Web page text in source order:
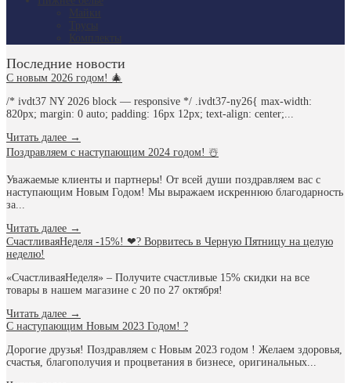
Майки
Трусы
Комплекты
Последние новости
С новым 2026 годом! 🎄
/* ivdt37 NY 2026 block — responsive */ .ivdt37-ny26{ max-width:
820px; margin: 0 auto; padding: 16px 12px; text-align: center;...
Читать далее →
Поздравляем с наступающим 2024 годом! ☃️
Уважаемые клиенты и партнеры! От всей души поздравляем вас с
наступающим Новым Годом! Мы выражаем искреннюю благодарность
за...
Читать далее →
СчастливаяНеделя -15%! ❤? Ворвитесь в Черную Пятницу на целую
неделю!
«СчастливаяНеделя» – Получите счастливые 15% скидки на все
товары в нашем магазине с 20 по 27 октября!
Читать далее →
С наступающим Новым 2023 Годом! ?
Дорогие друзья! Поздравляем с Новым 2023 годом ! Желаем здоровья,
счастья, благополучия и процветания в бизнесе, оригинальных...